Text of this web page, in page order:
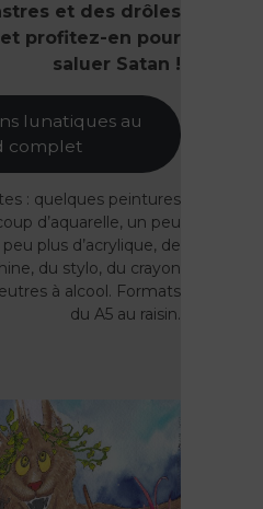
et des drôles
et profitez-en pour
saluer Satan !
lunatiques au
complet
: quelques peintures
d’aquarelle, un peu
plus d’acrylique, de
du stylo, du crayon
à alcool. Formats
du A5 au raisin.